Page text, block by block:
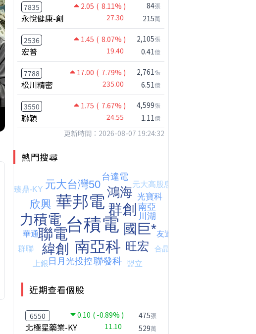
【我被黑了?】是真的聽不懂嗎...還是... #股票分析 #因果分析 撐台股的不是投信，是買ETF的你自己｜Mr.Jimmy高志銘 #ETF #投信買超 #台股
7835 2.05 ( 8.11% )
永悅健康-創 27.30
84張
215萬
2536 1.45 ( 8.07% )
宏普 19.40
2,105張
0.41億
7788 17.00 ( 7.79% )
松川精密 235.00
2,761張
6.51億
3550 1.75 ( 7.67% )
聯穎 24.55
4,599張
1.11億
更新時間：2026-08-07 19:24:32
熱門搜尋
近期查看個股
6550 0.10 ( -0.89% )
北極星藥業-KY 11.10
475張
529萬